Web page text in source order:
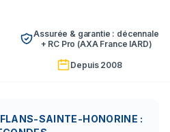
Assurée & garantie : décennale
+ RC Pro (AXA France IARD)
Depuis 2008
SAINTE-HONORINE :